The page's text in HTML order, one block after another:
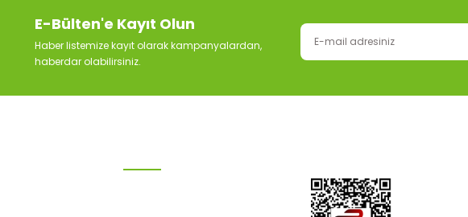
E-Bülten'e Kayıt Olun
Haber listemize kayıt olarak kampanyalardan,
haberdar olabilirsiniz.